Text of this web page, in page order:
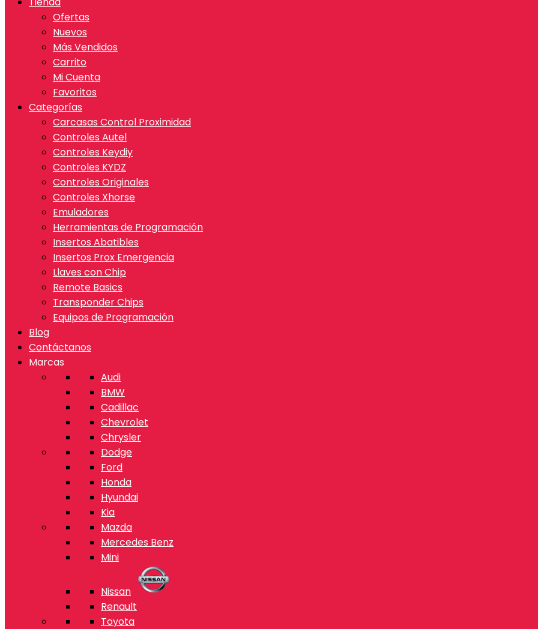
Ofertas
Nuevos
Más Vendidos
Carrito
Mi Cuenta
Favoritos
Categorías
Carcasas Control Proximidad
Controles Autel
Controles Keydiy
Controles KYDZ
Controles Originales
Controles Xhorse
Emuladores
Herramientas de Programación
Insertos Abatibles
Insertos Prox Emergencia
Llaves con Chip
Remote Basics
Transponder Chips
Equipos de Programación
Blog
Contáctanos
Marcas
Audi
BMW
Cadillac
Chevrolet
Chrysler
Dodge
Ford
Honda
Hyundai
Kia
Mazda
Mercedes Benz
Mini
Nissan
Renault
Toyota